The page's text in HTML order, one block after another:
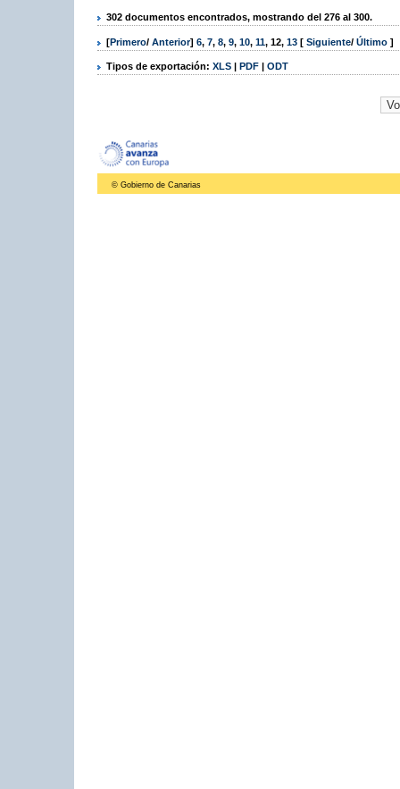
302 documentos encontrados, mostrando del 276 al 300.
[Primero/ Anterior] 6, 7, 8, 9, 10, 11, 12, 13 [ Siguiente/ Último ]
Tipos de exportación: XLS | PDF | ODT
© Gobierno de Canarias